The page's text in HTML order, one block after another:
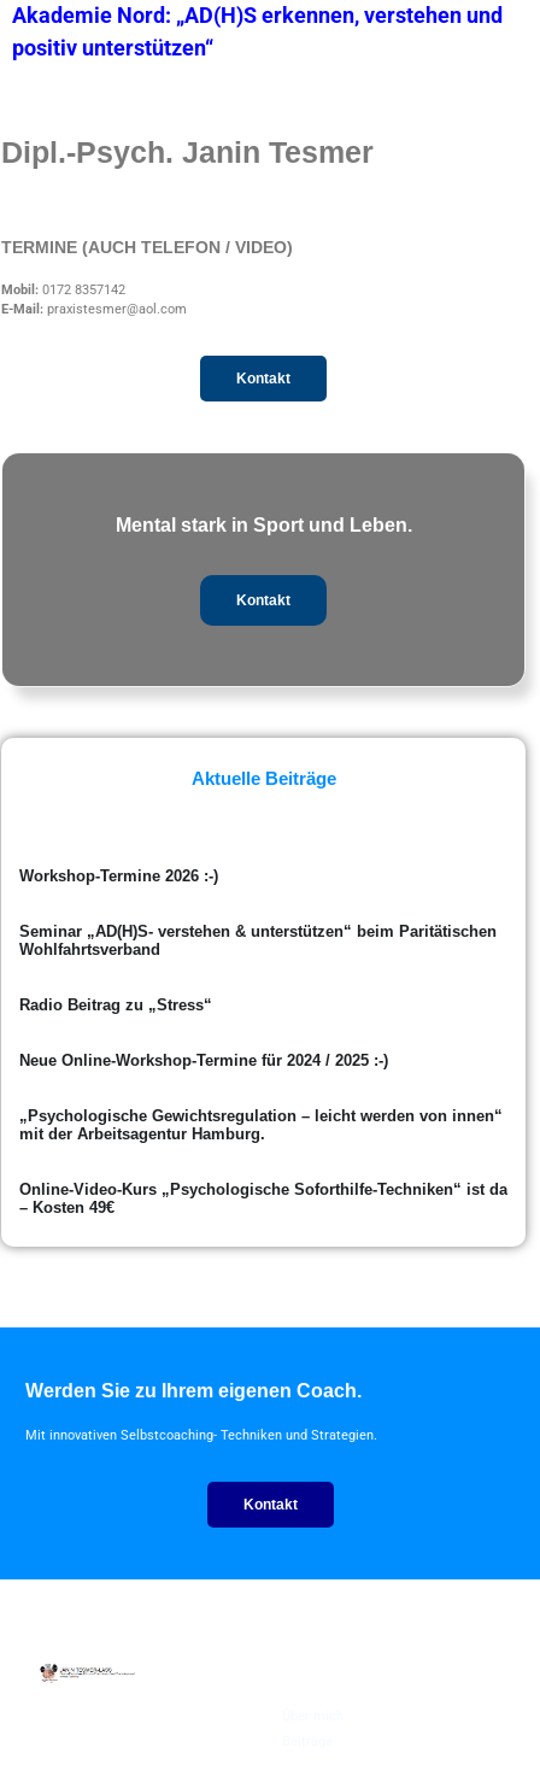
Akademie Nord: „AD(H)S erkennen, verstehen und
positiv unterstützen“
Dipl.-Psych. Janin Tesmer
TERMINE (AUCH TELEFON / VIDEO)
Mobil: 0172 8357142
E-Mail: praxistesmer@aol.com
Kontakt
Mental stark in Sport und Leben.
Kontakt
Aktuelle Beiträge
Workshop-Termine 2026 :-)
Seminar „AD(H)S- verstehen & unterstützen“ beim Paritätischen
Wohlfahrtsverband
Radio Beitrag zu „Stress“
Neue Online-Workshop-Termine für 2024 / 2025 :-)
„Psychologische Gewichtsregulation – leicht werden von innen“
mit der Arbeitsagentur Hamburg.
Online-Video-Kurs „Psychologische Soforthilfe-Techniken“ ist da
– Kosten 49€
Werden Sie zu Ihrem eigenen Coach.
Mit innovativen Selbstcoaching- Techniken und Strategien.
Kontakt